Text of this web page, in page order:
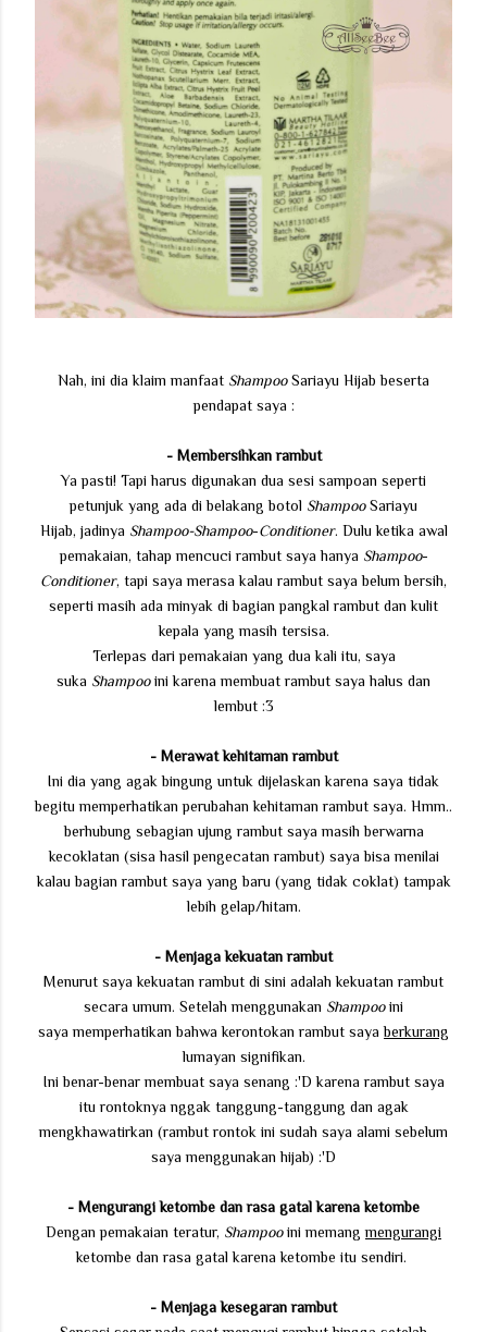
Nah, ini dia klaim manfaat ShampooSariayu Hijab beserta
pendapat saya :
- Membersihkan rambut
Ya pasti! Tapi harus digunakan dua sesi sampoan seperti
petunjuk yang ada di belakang botol ShampooSariayu
Hijab, jadinya Shampoo-Shampoo-Conditioner. Dulu ketika awal
pemakaian, tahap mencuci rambut saya hanya Shampoo-
Conditioner, tapi saya merasa kalau rambut saya belum bersih,
seperti masih ada minyak di bagian pangkal rambut dan kulit
kepala yang masih tersisa.
Terlepas dari pemakaian yang dua kali itu, saya
suka Shampooini karena membuat rambut saya halus dan
lembut :3
- Merawat kehitaman rambut
Ini dia yang agak bingung untuk dijelaskan karena saya tidak
begitu memperhatikan perubahan kehitaman rambut saya. Hmm..
berhubung sebagian ujung rambut saya masih berwarna
kecoklatan (sisa hasil pengecatan rambut) saya bisa menilai
kalau bagian rambut saya yang baru (yang tidak coklat) tampak
lebih gelap/hitam.
- Menjaga kekuatan rambut
Menurut saya kekuatan rambut di sini adalah kekuatan rambut
secara umum. Setelah menggunakan Shampooini
saya memperhatikan bahwa kerontokan rambut sayaberkurang
lumayan signifikan.
Ini benar-benar membuat saya senang :'D karena rambut saya
itu rontoknya nggak tanggung-tanggung dan agak
mengkhawatirkan (rambut rontok ini sudah saya alami sebelum
saya menggunakan hijab) :'D
- Mengurangi ketombe dan rasa gatal karena ketombe
Dengan pemakaian teratur, Shampooini memangmengurangi
ketombe dan rasa gatal karena ketombe itu sendiri.
- Menjaga kesegaran rambut